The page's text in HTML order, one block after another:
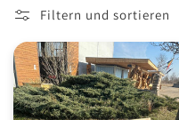
Filtern und sortieren